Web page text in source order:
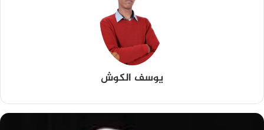
يوسف الكوش